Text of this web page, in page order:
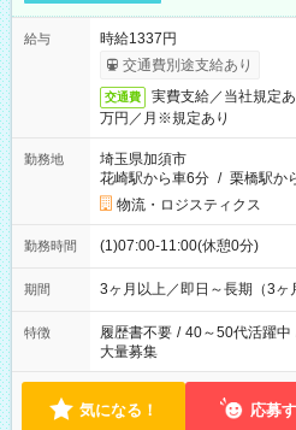
給与
時給1337円
交通費別途支給あり
交通費
実費支給／当社規定
万円／月※規定あり
勤務地
埼玉県加須市
花崎駅から車6分 / 栗橋駅か
物流・ロジスティクス
勤務時間 (1)07:00-11:00(休憩0分)
期間 3ヶ月以上／即日～長期（3ヶ
特徴 履歴書不要 / 40～50代活躍中
大量募集
気になる！ 応募